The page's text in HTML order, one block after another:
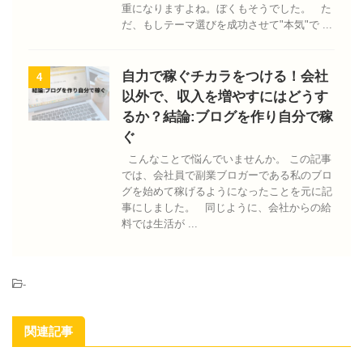
重になりますよね。ぼくもそうでした。 た
だ、もしテーマ選びを成功させて"本気"で ...
4
自力で稼ぐチカラをつける！会社
以外で、収入を増やすにはどうす
るか？結論:ブログを作り自分で稼
ぐ
こんなことで悩んでいませんか。 この記事
では、会社員で副業ブロガーである私のブロ
グを始めて稼げるようになったことを元に記
事にしました。 同じように、会社からの給
料では生活が ...
-
関連記事